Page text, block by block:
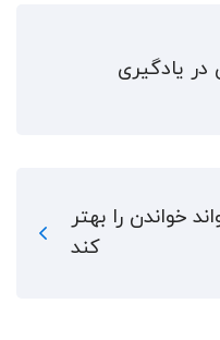
در یادگیری
خواندن را بهتر
کند